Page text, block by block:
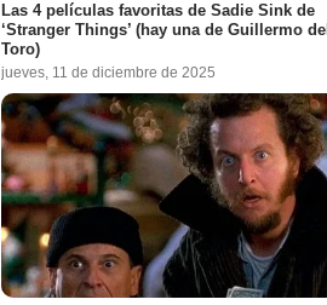
Las 4 películas favoritas de Sadie Sink de
‘Stranger Things’ (hay una de Guillermo del
Toro)
jueves, 11 de diciembre de 2025